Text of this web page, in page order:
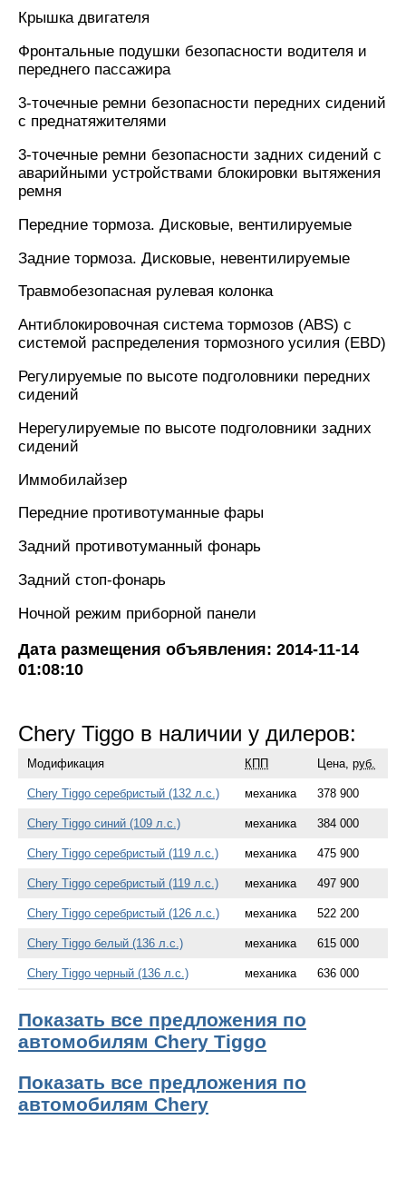
Крышка двигателя
Фронтальные подушки безопасности водителя и
переднего пассажира
3-точечные ремни безопасности передних сидений
с преднатяжителями
3-точечные ремни безопасности задних сидений с
аварийными устройствами блокировки вытяжения
ремня
Передние тормоза. Дисковые, вентилируемые
Задние тормоза. Дисковые, невентилируемые
Травмобезопасная рулевая колонка
Антиблокировочная система тормозов (ABS) с
системой распределения тормозного усилия (EBD)
Регулируемые по высоте подголовники передних
сидений
Нерегулируемые по высоте подголовники задних
сидений
Иммобилайзер
Передние противотуманные фары
Задний противотуманный фонарь
Задний стоп-фонарь
Ночной режим приборной панели
Дата размещения объявления: 2014-11-14
01:08:10
Chery Tiggo в наличии у дилеров:
Модификация КПП Цена, руб.
Chery Tiggo серебристый (132 л.с.) механика 378 900
Chery Tiggo синий (109 л.с.) механика 384 000
Chery Tiggo серебристый (119 л.с.) механика 475 900
Chery Tiggo серебристый (119 л.с.) механика 497 900
Chery Tiggo серебристый (126 л.с.) механика 522 200
Chery Tiggo белый (136 л.с.) механика 615 000
Chery Tiggo черный (136 л.с.) механика 636 000
Показать все предложения по
автомобилям Chery Tiggo
Показать все предложения по
автомобилям Chery